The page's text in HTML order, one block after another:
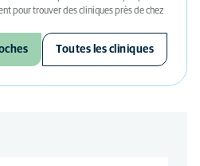
pour trouver des cliniques près de chez
Toutes les cliniques